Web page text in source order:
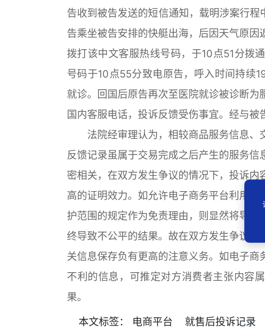
告收到被告发送的短信通知，载明涉案行
告乘坐被告安排的快艇出海，后因天气原
拨打该中文客服热线号码，于10点51分拨
号码于10点55分致电原告，呼入时间持续
就诊。回国后原告再次至医院就诊被诊断
国内客服电话，投诉反馈受伤事宜。经与被
法院经审理认为，相较商品服务信息、
反馈记录虽属于交易完成之后产生的服务
密相关，在双方发生争议的情况下，投诉
高的证明效力。如允许电子商务平台利用《
护范围的规定作为免责理由，则显然将导致
终导致不公平的结果。故在双方发生争议后
关信息保存负有更高的注意义务。如电子
不利的信息，可推定对方消费者主张内容
果。
本文标签： 电商平台 就售后投诉记录